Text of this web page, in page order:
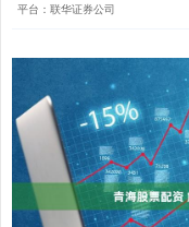
平台：联华证券公司